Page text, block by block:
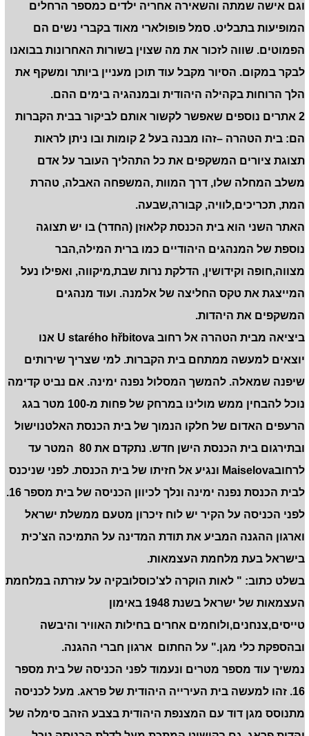
וגם אישה שמתה והשאירה אחריה ילדים כמספר הרחלים
המופיעות בתבליט. סמל פופולארי מאוד בקברי נשים הם
הפמוטים. שווה לזכור את מה שצוין בשורות האחרונות בבואנו
לבקר במקום. הסיור מקבל עוד תוכן מעניין ביותר ומשקף את
הלך הרוחות בקהילה היהודית ובמנהגיה בימים ההם.
2 אתרים נוספים שאפשר לקשור אותם לביקור בבית הקברות
הם: בית הטהרה –זהו מבנה בעל 2 קומות ובו ניתן לראות
תצוגת ציורים המשקפים את כל התהליך העובר על אדם
משלב המחלה שלו, דרך המוות ,המשפחה האבלה, טהרת
המת, תכריכים,לוויה, קבורה,שבעה.
האתר השני הוא בית הכנסת קלאוזן (החדר) בו יש תצוגה
נוספת של המנהגים היהודיים כמו ברית המילה,הבר
מצווה,חופה וקידושין, הדלקת נרות שבת,מיקווה, ואפילו נעל
המייצגת את טקס החליצה של אלמנה. ועוד מנהגים
המשקפים את היהדות.
ביציאה מבית הטהרה אל רחובU starého hřbitova אנו
יוצאים למעשה ממתחם בית הקברות. למי שצריך שירותים
שיפנה שמאלה. להמשך המסלול נפנה ימינה. אם נביט קדימה
נוכל להבחין ממש מולינו במרחק של פחות מ-100 מטר בגג
הרעפים האדום של חלקו הנמוך של בית הכנסת האלטנוישול
ובתירגום בית הכנסת הישן חדש. נתקדם את 80 המטר עד
לרחובMaiselova ונגיע אל חזיתו של בית הכנסת. לפני שניכנס
לבית הכנסת נפנה ימינה ונלך לכיוון הכניסה של בית מספר 16.
לפני הכניסה על הקיר יש לוח זיכרון מטעם ממשלת ישראל
וארגון ההגנה המביע את תודת המדינה על התמיכה הצ'כית
בישראל בעת מלחמת העצמאות.
בשלט כתוב: " לאות הוקרה לצ'כוסלובקיה על עזרתה במלחמת
העצמאות של ישראל בשנת 1948 באימון
טייסים,צנחנים,ולוחמים אחרים בחילות האוויר והיבשה
ובהספקת כלי מגן." על החתום ארגון חברי ההגנה.
נמשיך עוד מספר מטרים ונעמוד לפני הכניסה של בית מספר
16. זהו למעשה בית העירייה היהודית של פראג. מעל לכניסה
מתנוסס מגן דוד עם המצנפת היהודית בצבע הזהב סימלה של